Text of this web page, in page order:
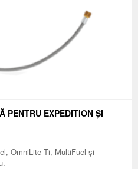
PENTRU EXPEDITION ȘI
OmniLite Ti, MultiFuel și